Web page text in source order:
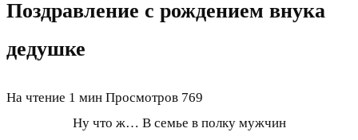
Поздравление с рождением внука
дедушке
На чтение 1 мин Просмотров 769
Ну что ж… В семье в полку мужчин